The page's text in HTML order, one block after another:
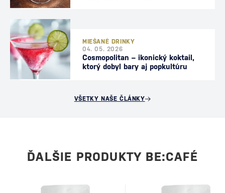
MIEŠANÉ DRINKY
04. 05. 2026
Cosmopolitan – ikonický koktail,
ktorý dobyl bary aj popkultúru
VŠETKY NAŠE ČLÁNKY
ĎALŠIE PRODUKTY BE:CAFÉ